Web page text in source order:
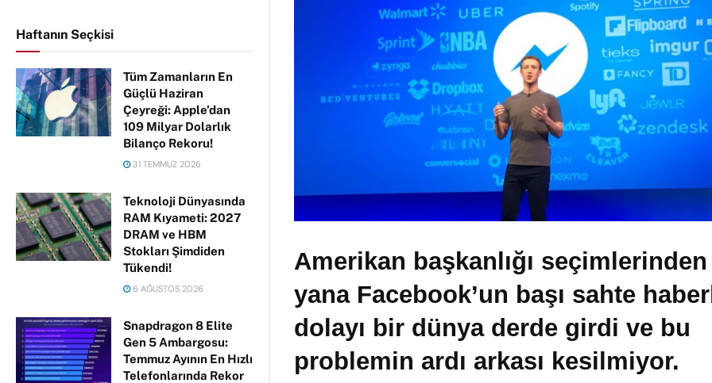
Haftanın Seçkisi
Tüm Zamanların En
Güçlü Haziran
Çeyreği: Apple’dan
109 Milyar Dolarlık
Bilanço Rekoru!
31 TEMMUZ 2026
Teknoloji Dünyasında
RAM Kıyameti: 2027
DRAM ve HBM
Stokları Şimdiden
Tükendi!
6 AĞUSTOS 2026
Snapdragon 8 Elite
Gen 5 Ambargosu:
Temmuz Ayının En Hızlı
Telefonlarında Rekor
Amerikan başkanlığı
yana Facebook’un başı sahte
dolayı bir dünya derde girdi ve bu
problemin ardı arkası kesilmiyor.